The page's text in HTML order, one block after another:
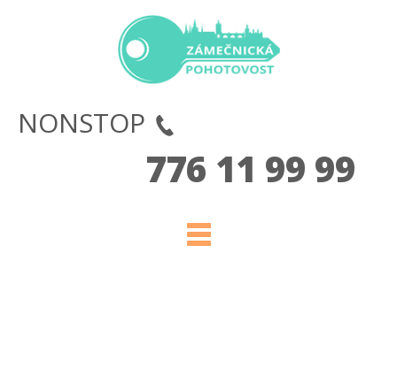
NONSTOP
776 11 99 99